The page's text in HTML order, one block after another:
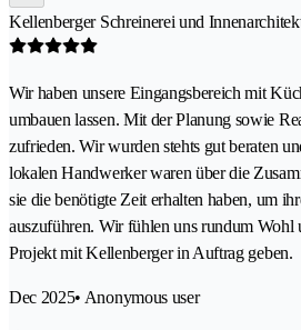
Kellenberger Schreinerei und
Wir haben unsere Eingangsbereich mit
umbauen lassen. Mit der Planung sowie
zufrieden. Wir wurden stehts gut beraten
lokalen Handwerker waren über die
sie die benötigte Zeit erhalten haben, um
auszuführen. Wir fühlen uns rundum Wohl
Projekt mit Kellenberger in Auftrag geben.
Dec 2025• Anonymous user